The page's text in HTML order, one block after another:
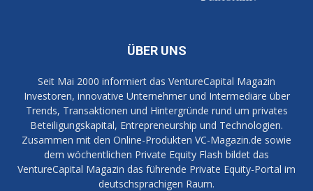
ÜBER UNS
Seit Mai 2000 informiert das VentureCapital Magazin
Investoren, innovative Unternehmer und Intermediäre über
Trends, Transaktionen und Hintergründe rund um privates
Beteiligungskapital, Entrepreneurship und Technologien.
Zusammen mit den Online-Produkten VC-Magazin.de sowie
dem wöchentlichen Private Equity Flash bildet das
VentureCapital Magazin das führende Private Equity-Portal im
deutschsprachigen Raum.